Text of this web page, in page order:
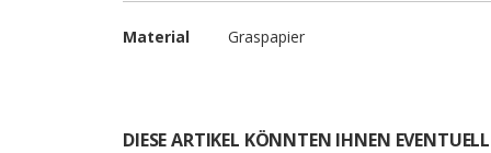
Weitere
Material Graspapier
DIESE ARTIKEL KÖNNTEN IHNEN